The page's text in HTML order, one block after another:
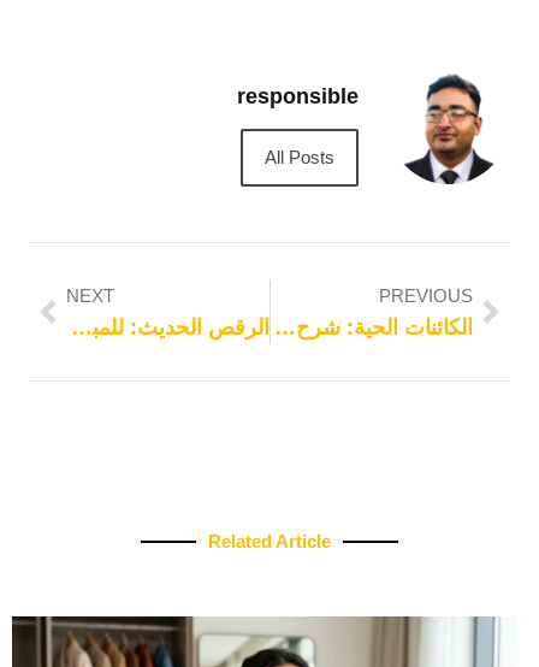
responsible
All Posts
PREVIOUS
الكائنات الحية: شرح بسيط وواضح
NEXT
الرقص الحديث: للمبتدئين والمتقدمين
Related Article